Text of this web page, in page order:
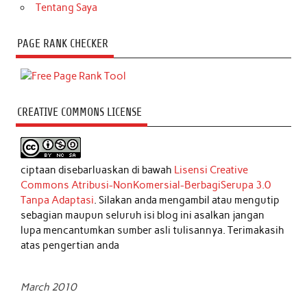
Tentang Saya
PAGE RANK CHECKER
CREATIVE COMMONS LICENSE
ciptaan disebarluaskan di bawah Lisensi Creative
Commons Atribusi-NonKomersial-BerbagiSerupa 3.0
Tanpa Adaptasi. Silakan anda mengambil atau mengutip
sebagian maupun seluruh isi blog ini asalkan jangan
lupa mencantumkan sumber asli tulisannya. Terimakasih
atas pengertian anda
March 2010